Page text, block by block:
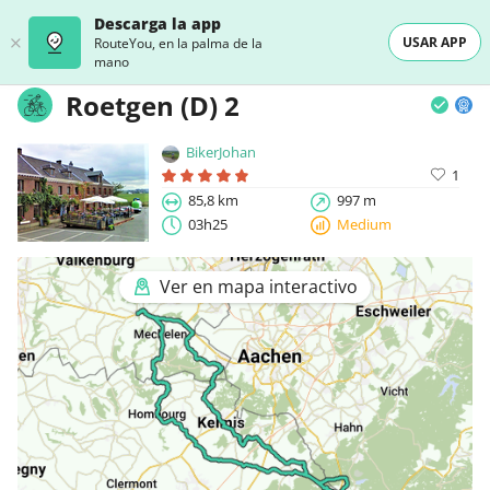
Descarga la app
RouteYou, en la palma de la
mano
USAR APP
Roetgen (D) 2
BikerJohan
1
85,8 km
997 m
03h25
Medium
Ver en mapa interactivo